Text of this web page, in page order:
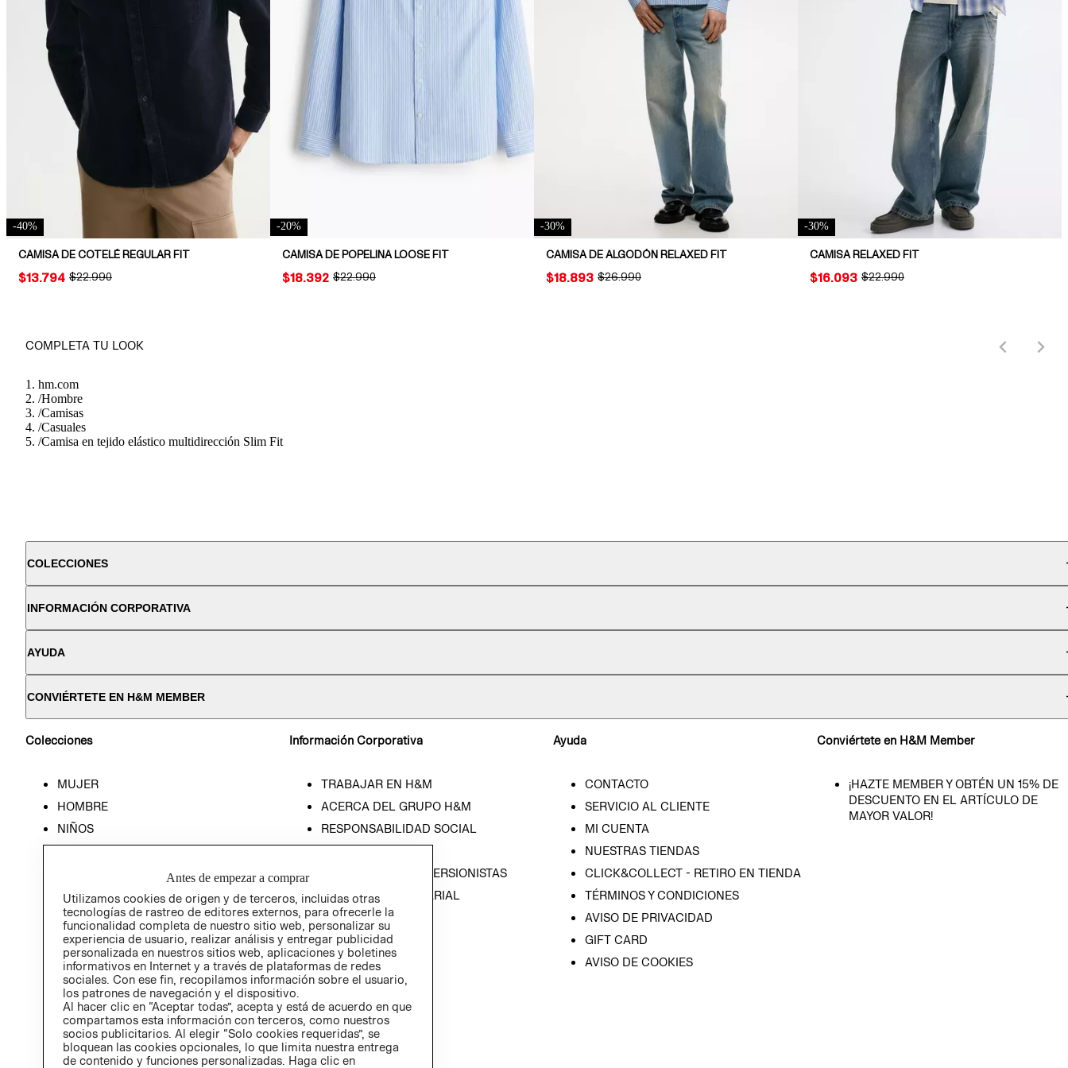
-40%
CAMISA DE COTELÉ REGULAR FIT
ORIGINAL PRICE:
$22.990
PRICE:
$13.794
-20%
CAMISA DE POPELINA LOOSE FIT
ORIGINAL PRICE:
$22.990
PRICE:
$18.392
-30%
CAMISA DE ALGODÓN RELAXED FIT
ORIGINAL PRICE:
$26.990
PRICE:
$18.893
-30%
CAMISA RELAXED FIT
ORIGINAL PRICE:
$22.990
PRICE:
$16.093
COMPLETA TU LOOK
hm.com
/Hombre
/Camisas
/Casuales
/Camisa en tejido elástico multidirección Slim Fit
COLECCIONES
INFORMACIÓN CORPORATIVA
AYUDA
CONVIÉRTETE EN H&M MEMBER
Colecciones
MUJER
HOMBRE
NIÑOS
Información Corporativa
TRABAJAR EN H&M
ACERCA DEL GRUPO H&M
RESPONSABILIDAD SOCIAL
RELACIÓN CON INVERSIONISTAS
POLÍTICA EMPRESARIAL
Ayuda
CONTACTO
SERVICIO AL CLIENTE
MI CUENTA
NUESTRAS TIENDAS
CLICK&COLLECT - RETIRO EN TIENDA
TÉRMINOS Y CONDICIONES
AVISO DE PRIVACIDAD
GIFT CARD
AVISO DE COOKIES
Conviértete en H&M Member
¡HAZTE MEMBER Y OBTÉN UN 15% DE
DESCUENTO EN EL ARTÍCULO DE
MAYOR VALOR!
Antes de empezar a comprar
Utilizamos cookies de origen y de terceros, incluidas otras
tecnologías de rastreo de editores externos, para ofrecerle la
funcionalidad completa de nuestro sitio web, personalizar su
experiencia de usuario, realizar análisis y entregar publicidad
personalizada en nuestros sitios web, aplicaciones y boletines
informativos en Internet y a través de plataformas de redes
sociales. Con ese fin, recopilamos información sobre el usuario,
los patrones de navegación y el dispositivo.
Al hacer clic en “Aceptar todas”, acepta y está de acuerdo en que
compartamos esta información con terceros, como nuestros
socios publicitarios. Al elegir “Solo cookies requeridas”, se
bloquean las cookies opcionales, lo que limita nuestra entrega
de contenido y funciones personalizadas. Haga clic en